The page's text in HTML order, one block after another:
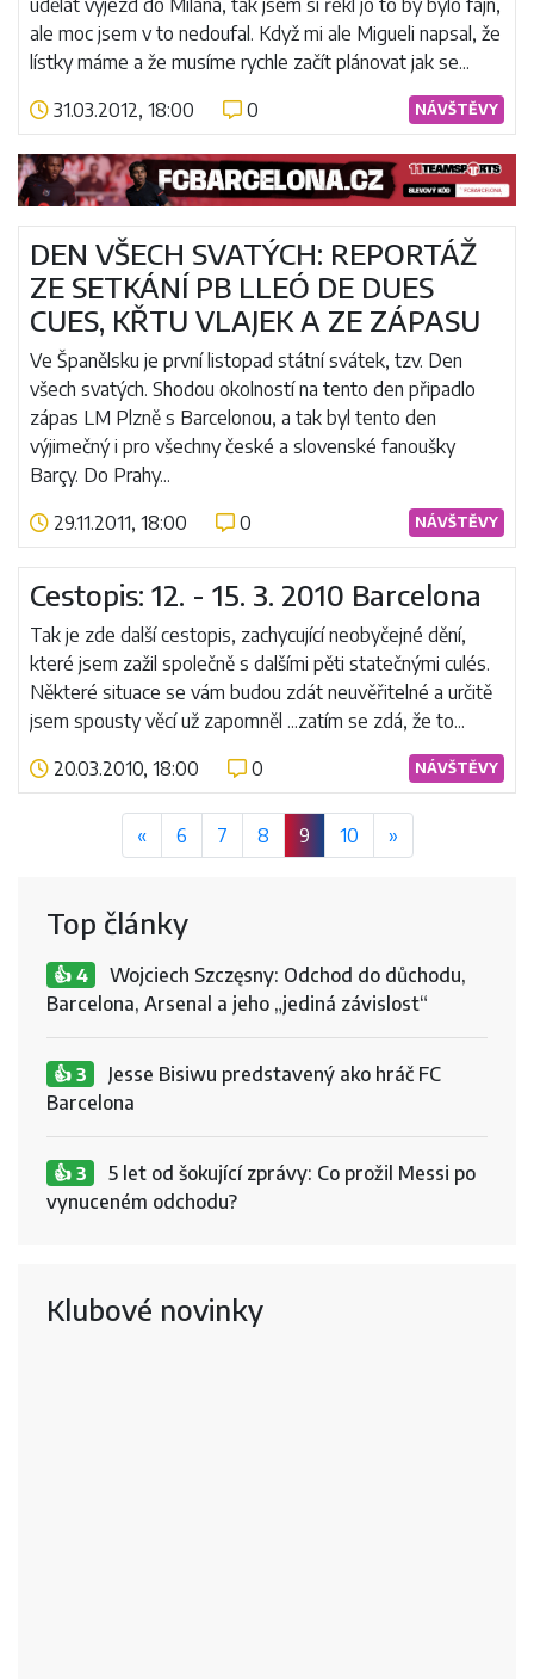
udělat výjezd do Milána, tak jsem si řekl jo to by bylo fajn,
ale moc jsem v to nedoufal. Když mi ale Migueli napsal, že
lístky máme a že musíme rychle začít plánovat jak se...
31.03.2012, 18:00
0 NÁVŠTĚVY
Číst více
DEN VŠECH SVATÝCH: REPORTÁŽ
ZE SETKÁNÍ PB LLEÓ DE DUES
CUES, KŘTU VLAJEK A ZE ZÁPASU
Ve Španělsku je první listopad státní svátek, tzv. Den
všech svatých. Shodou okolností na tento den připadlo
zápas LM Plzně s Barcelonou, a tak byl tento den
výjimečný i pro všechny české a slovenské fanoušky
Barçy. Do Prahy...
29.11.2011, 18:00
0 NÁVŠTĚVY
Číst více
Cestopis: 12. - 15. 3. 2010 Barcelona
Tak je zde další cestopis, zachycující neobyčejné dění,
které jsem zažil společně s dalšími pěti statečnými culés.
Některé situace se vám budou zdát neuvěřitelné a určitě
jsem spousty věcí už zapomněl ...zatím se zdá, že to...
20.03.2010, 18:00
0 NÁVŠTĚVY
Číst více
«
6 7 8 9 10 »
Top články
👍 4
Wojciech Szczęsny: Odchod do důchodu,
Barcelona, Arsenal a jeho „jediná závislost“
👍 3
Jesse Bisiwu predstavený ako hráč FC
Barcelona
👍 3
5 let od šokující zprávy: Co prožil Messi po
vynuceném odchodu?
Klubové novinky